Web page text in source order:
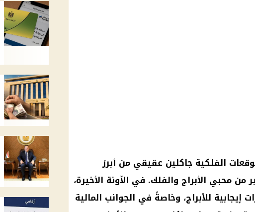
الفلكية جاكلين عقيقي من أبرز
من محبي الأبراج والفلك. في الآونة الأخيرة،
إيجابية للأبراج، وخاصةً في الجوانب المالية